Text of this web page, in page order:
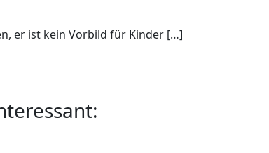
er ist kein Vorbild für Kinder […]